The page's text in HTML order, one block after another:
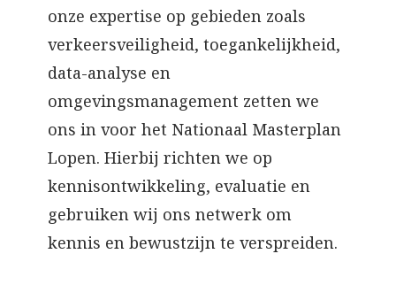
onze expertise op gebieden zoals
verkeersveiligheid, toegankelijkheid,
data-analyse en
omgevingsmanagement zetten we
ons in voor het Nationaal Masterplan
Lopen. Hierbij richten we op
kennisontwikkeling, evaluatie en
gebruiken wij ons netwerk om
kennis en bewustzijn te verspreiden.